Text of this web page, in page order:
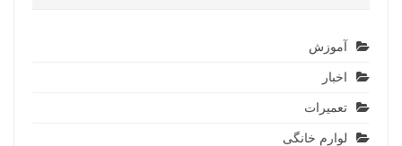
آموزش
اخبار
تعمیرات
لوارم خانگی